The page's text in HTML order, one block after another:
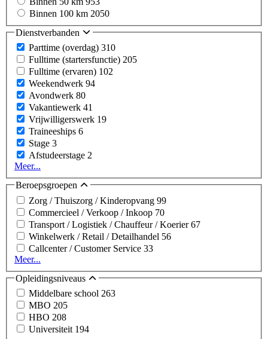
Binnen 100 km 2050
Dienstverbanden
Parttime (overdag) 310
Fulltime (startersfunctie) 205
Fulltime (ervaren) 102
Weekendwerk 94
Avondwerk 80
Vakantiewerk 41
Vrijwilligerswerk 19
Traineeships 6
Stage 3
Afstudeerstage 2
Meer...
Beroepsgroepen
Zorg / Thuiszorg / Kinderopvang 99
Commercieel / Verkoop / Inkoop 70
Transport / Logistiek / Chauffeur / Koerier67
Winkelwerk / Retail / Detailhandel 56
Callcenter / Customer Service 33
Meer...
Opleidingsniveaus
Middelbare school 263
MBO 205
HBO 208
Universiteit 194